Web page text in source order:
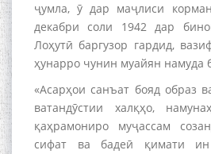
ҷумла, ӯ дар маҷлиси
декабри соли 1942 дар
Лоҳутӣ баргузор гардид,
ҳунарро чунин муайян намуда
«Асарҳои санъат бояд образ
ватандӯстии халқҳо,
қаҳрамониро муҷассам
сифат ва бадеӣ қимати ин